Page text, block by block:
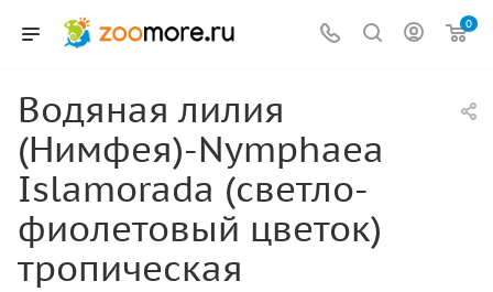
0
Водяная лилия
(Нимфея)-Nymphaea
Islamorada (светло-
фиолетовый цветок)
тропическая